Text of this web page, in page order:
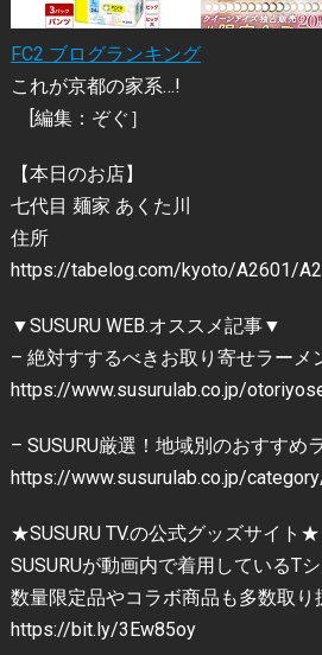
FC2 ブログランキング
これが京都の家系…!
[編集：ぞぐ］
【本日のお店】
七代目 麺家 あくた川
住所
https://tabelog.com/kyoto/A2601/
▼SUSURU WEB.オススメ記事▼
– 絶対すするべきお取り寄せラーメ
https://www.susurulab.co.jp/
– SUSURU厳選！地域別のおすすめ
https://www.susurulab.co.jp/
★SUSURU TV.の公式グッズサイト★
SUSURUが動画内で着用しているT
数量限定品やコラボ商品も多数取り
https://bit.ly/3Ew85oy